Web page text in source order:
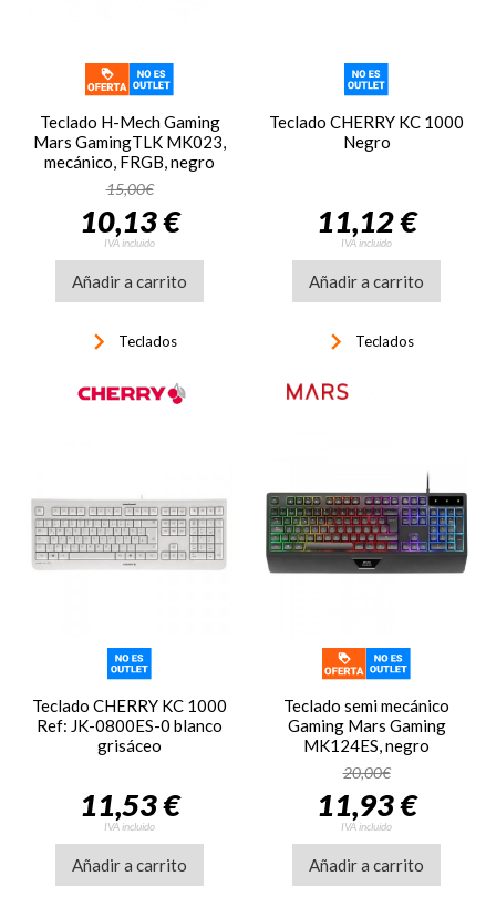
Teclado H-Mech Gaming
Mars GamingTLK MK023,
mecánico, FRGB, negro
15,00€
10,13 €
IVA incluido
Añadir a carrito
keyboard_arrow_right Teclados
Teclado CHERRY KC 1000
Negro
11,12 €
IVA incluido
Añadir a carrito
keyboard_arrow_right Teclados
Teclado CHERRY KC 1000
Ref: JK-0800ES-0 blanco
grisáceo
11,53 €
IVA incluido
Añadir a carrito
Teclado semi mecánico
Gaming Mars Gaming
MK124ES, negro
20,00€
11,93 €
IVA incluido
Añadir a carrito